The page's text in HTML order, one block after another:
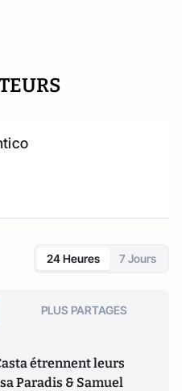
24 Heures 7 Jours
PLUS PARTAGES
étrennent leurs
Paradis & Samuel